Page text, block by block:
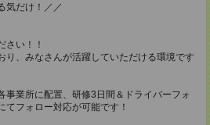
気だけ！／／
さい！！
り、みなさんが活躍していただける環境です
業所に配置、研修3日間＆ドライバーフォ
てフォロー対応が可能です！